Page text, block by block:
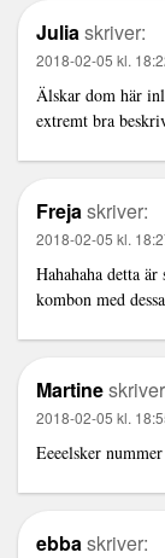
Julia skriver:
2018-02-05 kl.
Älskar dom här
extremt bra
Freja skriver:
2018-02-05 kl.
Hahahaha detta
kombon med
Martine
2018-02-05 kl.
Eeeelsker
ebba skriver: